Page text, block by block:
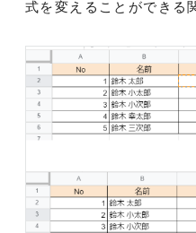
式を変えることができる